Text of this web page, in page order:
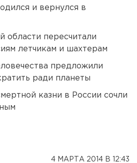
и вернулся в
области пересчитали
летчикам и шахтерам
предложили
ради планеты
казни в России сочли
4 МАРТА 2014 В 12:43